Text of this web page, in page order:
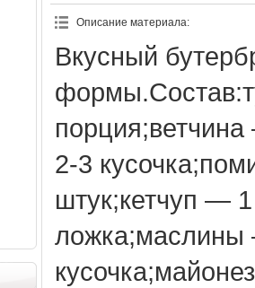
Описание материала:
Вкусный
2-3
штук;кетчуп —